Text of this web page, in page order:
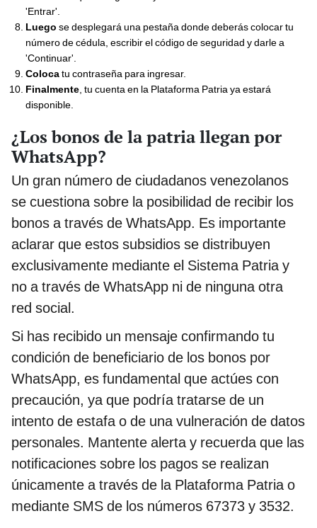
'Entrar'.
Luego se desplegará una pestaña donde deberás colocar tu
número de cédula, escribir el código de seguridad y darle a
'Continuar'.
Colocatu contraseña para ingresar.
Finalmente , tu cuenta en la Plataforma Patria ya estará
disponible.
¿Los bonos de la patria llegan por
WhatsApp?
Un gran número de ciudadanos venezolanos
se cuestiona sobre la posibilidad de recibir los
bonos a través de WhatsApp. Es importante
aclarar que estos subsidios se distribuyen
exclusivamente mediante el Sistema Patria y
no a través de WhatsApp ni de ninguna otra
red social.
Si has recibido un mensaje confirmando tu
condición de beneficiario de los bonos por
WhatsApp, es fundamental que actúes con
precaución, ya que podría tratarse de un
intento de estafa o de una vulneración de datos
personales. Mantente alerta y recuerda que las
notificaciones sobre los pagos se realizan
únicamente a través de la Plataforma Patria o
mediante SMS de los números 67373 y 3532.